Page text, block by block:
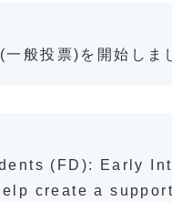
般投票)を開始しま
(FD): Early
create a